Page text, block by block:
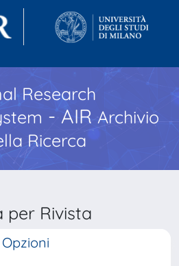
Research
- AIR Archivio
Ricerca
per Rivista
Opzioni